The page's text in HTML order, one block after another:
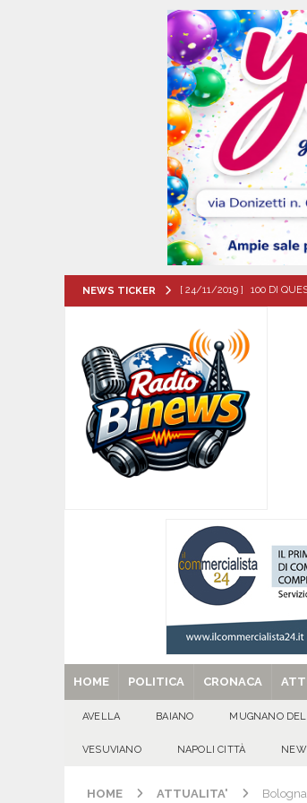
NEWS TICKER [ 24/11/2019 ] 100 DI
[ 09/08/2026 ] Baiano,
[ 09/08/2026 ]
coinvolgimento societario
[ 09/08/2026 ] Tanti
[ 09/08/2026 ]
[ 29/08/2025 ]
HOME POLITICA CRONACA
AVELLA BAIANO MUGNANO
VESUVIANO NAPOLI CITTÀ
HOME ATTUALITA'